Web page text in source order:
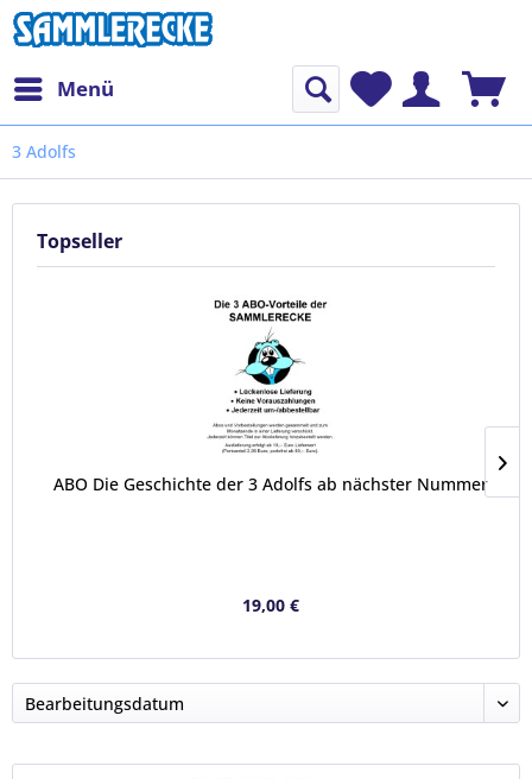
Menü
3 Adolfs
Topseller
ABO Die Geschichte der 3 Adolfs ab nächster Nummer
19,00 €